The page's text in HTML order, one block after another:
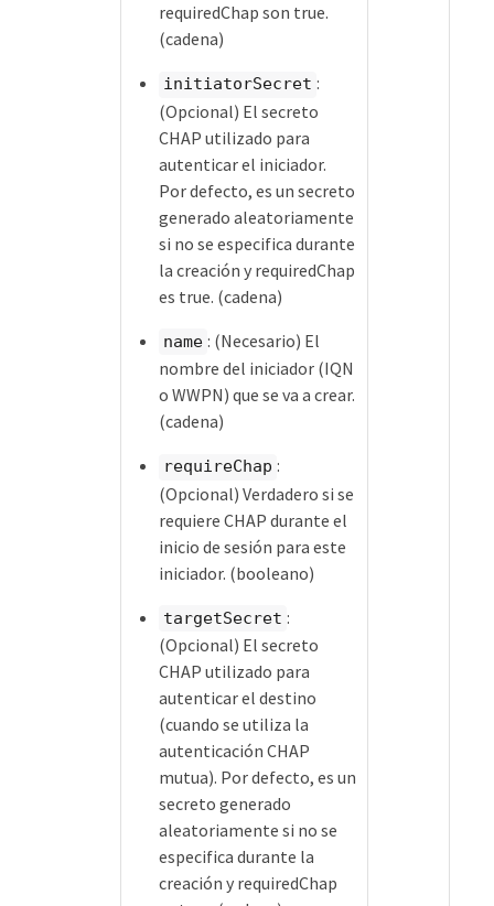
requiredChap son true.
(cadena)
initiatorSecret :
(Opcional) El secreto
CHAP utilizado para
autenticar el iniciador.
Por defecto, es un secreto
generado aleatoriamente
si no se especifica durante
la creación y requiredChap
es true. (cadena)
name : (Necesario) El
nombre del iniciador (IQN
o WWPN) que se va a crear.
(cadena)
requireChap :
(Opcional) Verdadero si se
requiere CHAP durante el
inicio de sesión para este
iniciador. (booleano)
targetSecret :
(Opcional) El secreto
CHAP utilizado para
autenticar el destino
(cuando se utiliza la
autenticación CHAP
mutua). Por defecto, es un
secreto generado
aleatoriamente si no se
especifica durante la
creación y requiredChap